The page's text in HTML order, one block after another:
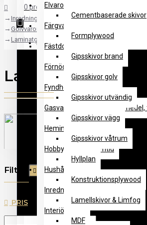
Elvaror
Färgvaror
Fästdon
Förnödenheter
Fyndhörna
Gasvaror, bränsle,
Heminredning
Hobby, Sport och Fritid
Hushållsvaror
Inredningsmaterial och Färg
Interiör trä
0 produkt(er) - 0.00 kr
Din varukorg är tom!
Cementbaserade skivor
Formplywood
Gipsskivor brand
Gipsskivor golv
Gipsskivor utvändig
Gipsskivor vägg
Gipsskivor våtrum
Hyllplan
Konstruktionsplywood
Lamellskivor & Limfog
MDF
Inredningsmaterial och Färg
Golvvaror
Laminatgolv
Laminatgolv
Filter Rensa
PRIS